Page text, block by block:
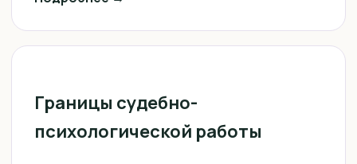
Границы судебно-
психологической работы